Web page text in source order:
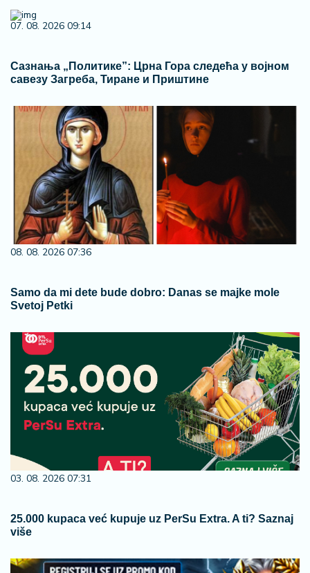
07. 08. 2026 09:14
Сазнања „Политике”: Црна Гора следећа у војном
савезу Загреба, Тиране и Приштине
08. 08. 2026 07:36
Samo da mi dete bude dobro: Danas se majke mole
Svetoj Petki
03. 08. 2026 07:31
25.000 kupaca već kupuje uz PerSu Extra. A ti? Saznaj
više